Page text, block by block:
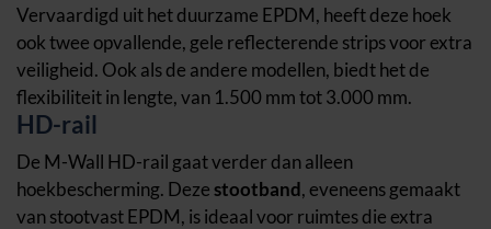
Vervaardigd uit het duurzame EPDM, heeft deze hoek
ook twee opvallende, gele reflecterende strips voor extra
veiligheid. Ook als de andere modellen, biedt het de
flexibiliteit in lengte, van 1.500 mm tot 3.000 mm.
HD-rail
De M-Wall HD-rail gaat verder dan alleen
hoekbescherming. Dezestootband, eveneens gemaakt
van stootvast EPDM, is ideaal voor ruimtes die extra